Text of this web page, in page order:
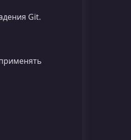
Git.